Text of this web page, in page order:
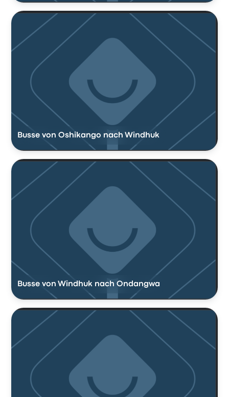
Busse von Oshikango nach Windhuk
Busse von Windhuk nach Ondangwa